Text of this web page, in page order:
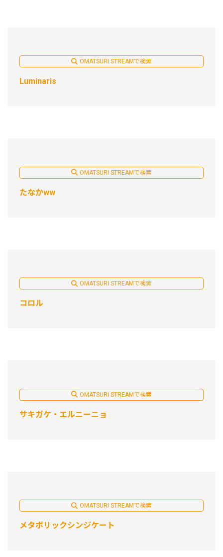
OMATSURI STREAMで検索
Luminaris
OMATSURI STREAMで検索
たなかww
OMATSURI STREAMで検索
コロル
OMATSURI STREAMで検索
サキガケ・エルニーニョ
OMATSURI STREAMで検索
メタボリックシンジケート